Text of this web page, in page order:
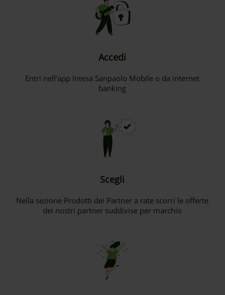
Accedi
Entri nell’app Intesa Sanpaolo Mobile o da internet
banking
Scegli
Nella sezione Prodotti dei Partner a rate scorri le offerte
dei nostri partner suddivise per marchio